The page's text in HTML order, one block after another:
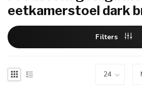
eetkamerstoel dark
Filters